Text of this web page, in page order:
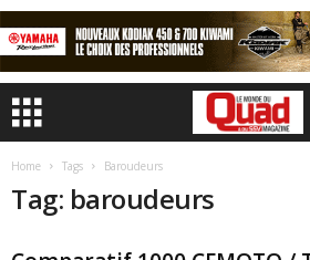
Home Tags Baroudeurs
Tag: baroudeurs